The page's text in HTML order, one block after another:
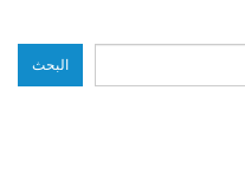
البحث